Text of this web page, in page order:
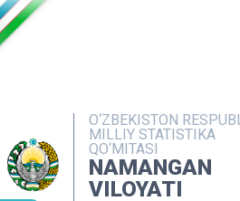
O‘ZBEKISTON
MILLIY STATISTIKA
QO‘MITASI
NAMANGAN
VILOYATI
NASHRLAR
INTERAKTIV
MATBUOT